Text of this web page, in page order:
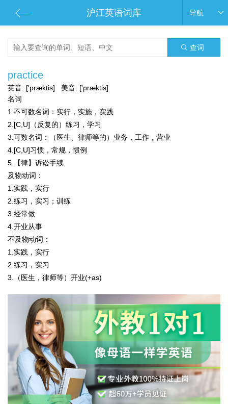
沪江英语词库 导航
查词
practice
英音: ['præktis] 美音: ['præktis]
名词
1. 不可数名词： 实行，实施，实践
2.[C,U]（反复的）练习，学习
3. 可数名词：
（医生、律师等的）业务，工作，营业
4.[C,U]习惯，常规，惯例
5.【律】诉讼手续
及物动词：
1.实践，实行
2.练习，实习；训练
3.经常做
4.开业从事
不及物动词：
1.实践，实行
2.练习，实习
3.（医生，律师等）开业(+as)